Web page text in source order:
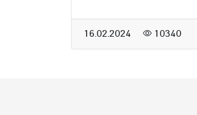
16.02.2024 10340